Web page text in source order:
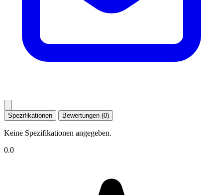
Spezifikationen Bewertungen (0)
Keine Spezifikationen angegeben.
0.0